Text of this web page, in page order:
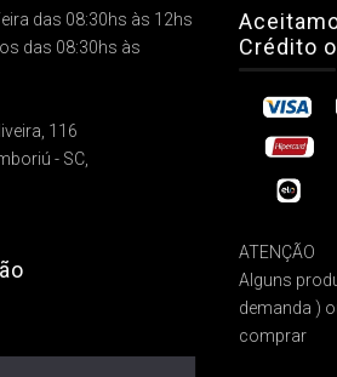
das 08:30hs às 12hs
das 08:30hs às
116
- SC,
Crédito
ATENÇÃO
Alguns
demanda )
comprar